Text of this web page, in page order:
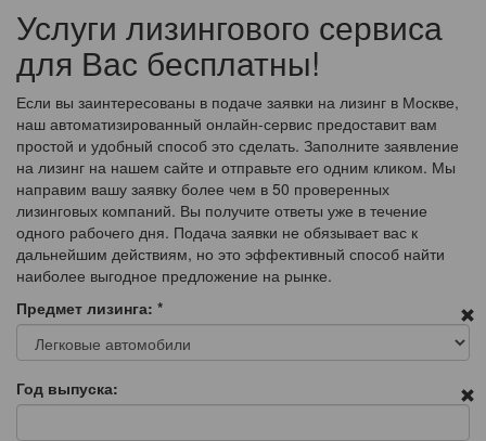
Услуги лизингового сервиса
для Вас бесплатны!
Если вы заинтересованы в подаче заявки на лизинг в Москве,
наш автоматизированный онлайн-сервис предоставит вам
простой и удобный способ это сделать. Заполните заявление
на лизинг на нашем сайте и отправьте его одним кликом. Мы
направим вашу заявку более чем в 50 проверенных
лизинговых компаний. Вы получите ответы уже в течение
одного рабочего дня. Подача заявки не обязывает вас к
дальнейшим действиям, но это эффективный способ найти
наиболее выгодное предложение на рынке.
Предмет лизинга: *
Год выпуска: